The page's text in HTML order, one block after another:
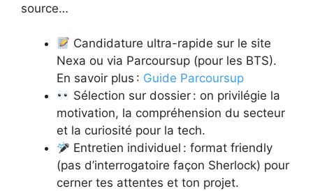
source…
Candidature ultra-rapide sur le site
Nexa ou via Parcoursup (pour les BTS).
En savoir plus : Guide Parcoursup
Sélection sur dossier : on privilégie la
motivation, la compréhension du secteur
et la curiosité pour la tech.
Entretien individuel : format friendly
(pas d’interrogatoire façon Sherlock) pour
cerner tes attentes et ton projet.